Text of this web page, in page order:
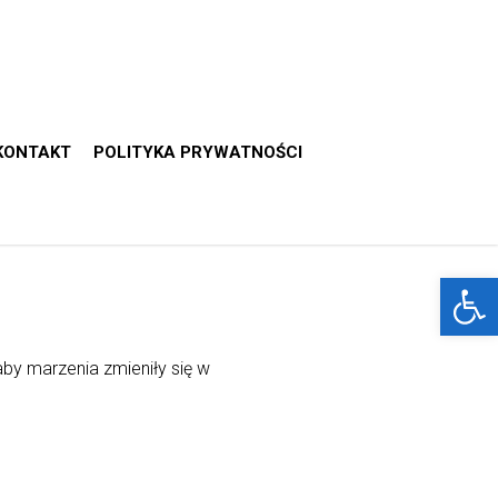
POLITYKA PRYWATNOŚCI
marzenia zmieniły się w